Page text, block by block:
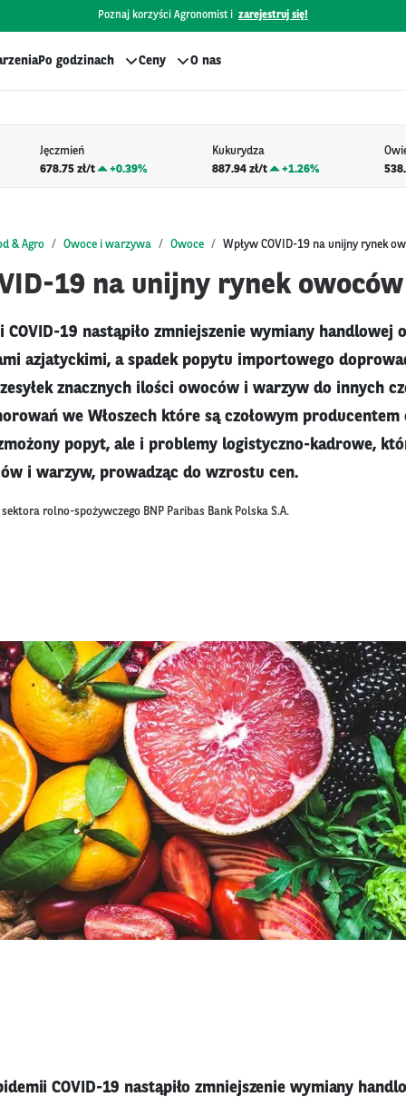
Poznaj korzyści Agronomist i zarejestruj się!
Po godzinach Ceny O nas
Jęczmień
678.75 zł/t
+0.39%
Kukurydza
887.94 zł/t
+1.26%
& Agro Owoce i warzywa Owoce Wpływ COVID-19 na unijny rynek
19 na unijny rynek
19 nastąpiło zmniejszenie wymiany handlowej
azjatyckimi, a spadek popytu importowego
znacznych ilości owoców i warzyw do innych
we Włoszech które są czołowym
popyt, ale i problemy logistyczno-kadrowe,
i warzyw, prowadząc do wzrostu cen.
rolno-spożywczego BNP Paribas Bank Polska S.A.
COVID-19 nastąpiło zmniejszenie wymiany